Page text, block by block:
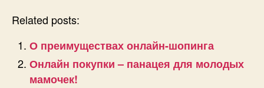
Related posts:
О преимуществах онлайн-шопинга
Онлайн покупки – панацея для молодых
мамочек!